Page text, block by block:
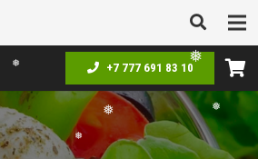
❅ ❅
❅
❅
+7 777 691 83 10